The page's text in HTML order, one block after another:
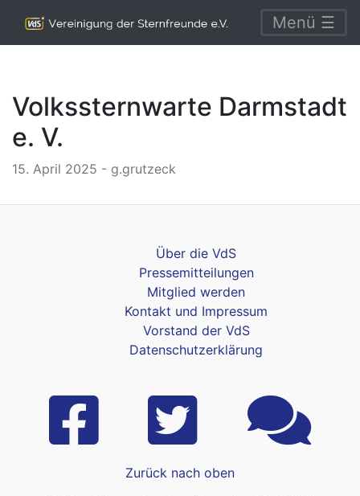
Menü ☰
Volkssternwarte Darmstadt
e. V.
15. April 2025 - g.grutzeck
Über die VdS
Pressemitteilungen
Mitglied werden
Kontakt und Impressum
Vorstand der VdS
Datenschutzerklärung
Zurück nach oben